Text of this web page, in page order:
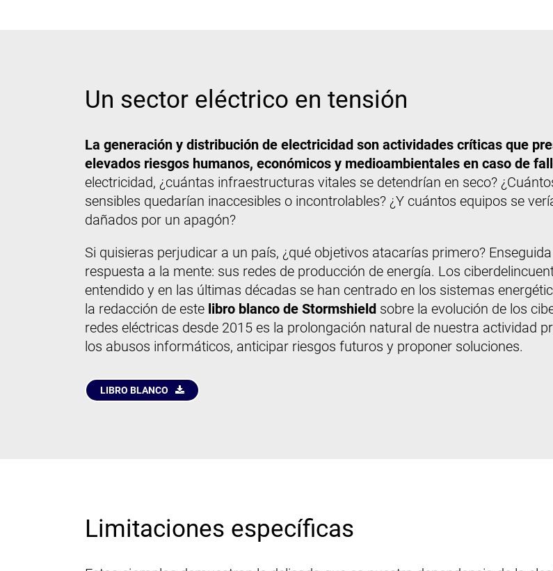
Un sector eléctrico en tensión
La generación y distribución de electricidad son actividades críticas que
elevados riesgos humanos, económicos y medioambientales en caso de
electricidad, ¿cuántas infraestructuras vitales se detendrían en seco?
sensibles quedarían inaccesibles o incontrolables? ¿Y cuántos equipos se
dañados por un apagón?
Si quisieras perjudicar a un país, ¿qué objetivos atacarías primero?
respuesta a la mente: sus redes de producción de energía. Los
entendido y en las últimas décadas se han centrado en los sistemas
la redacción de este libro blanco de Stormshield sobre la evolución de los
redes eléctricas desde 2015 es la prolongación natural de nuestra actividad
los abusos informáticos, anticipar riesgos futuros y proponer soluciones.
LIBRO BLANCO
Limitaciones específicas